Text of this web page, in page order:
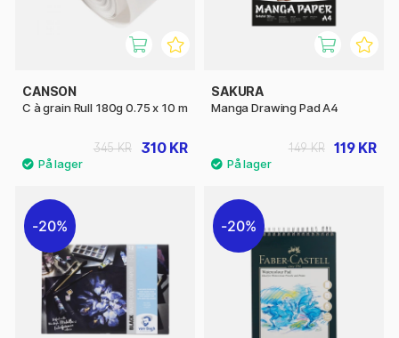
CANSON
C à grain Rull 180g 0.75 x 10 m
310 KR
345 KR
SAKURA
Manga Drawing Pad A4
119 KR
149 KR
20% 20%